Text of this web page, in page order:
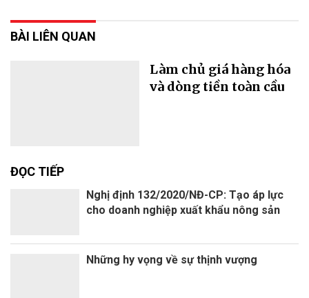
BÀI LIÊN QUAN
Làm chủ giá hàng hóa
và dòng tiền toàn cầu
ĐỌC TIẾP
Nghị định 132/2020/NĐ-CP: Tạo áp lực
cho doanh nghiệp xuất khẩu nông sản
Những hy vọng về sự thịnh vượng